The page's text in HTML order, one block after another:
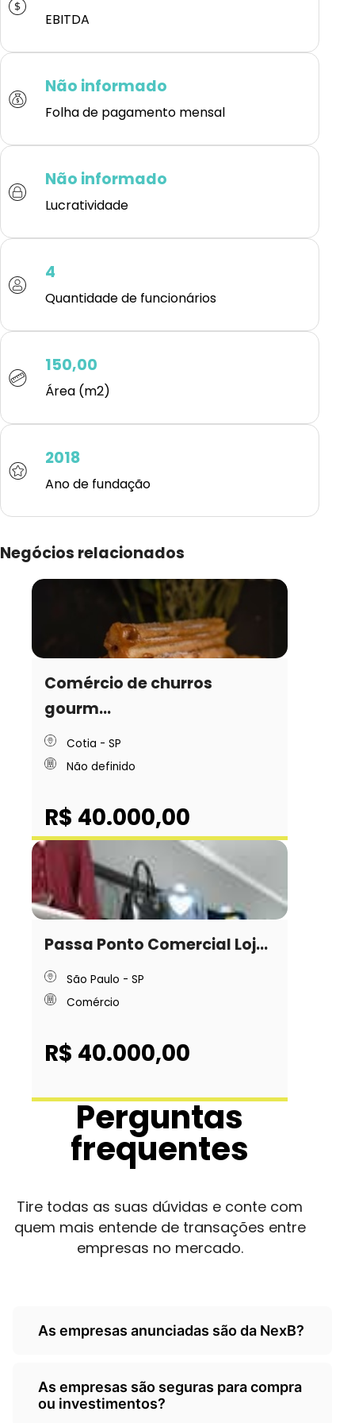
EBITDA
Não informado
Folha de pagamento mensal
Não informado
Lucratividade
4
Quantidade de funcionários
150,00
Área (m2)
2018
Ano de fundação
Negócios relacionados
Comércio de churros
gourm...
Cotia - SP
Não definido
R$ 40.000,00
Passa Ponto Comercial Loj...
São Paulo - SP
Comércio
R$ 40.000,00
Perguntas
frequentes
Tire todas as suas dúvidas e conte com
quem mais entende de transações entre
empresas no mercado.
As empresas anunciadas são da NexB?
Não, as empresas são de
terceiros/empresarios e a Nexb atua
As empresas são seguras para compra
ou investimentos?